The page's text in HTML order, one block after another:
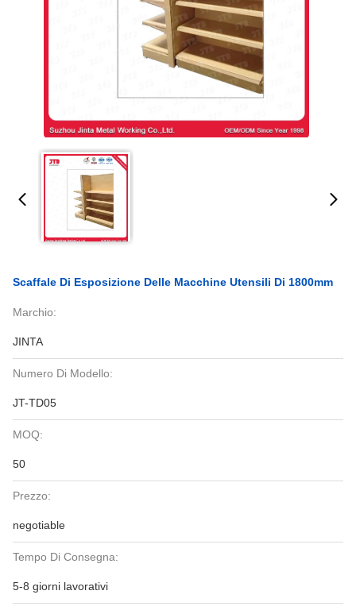
Scaffale Di Esposizione Delle Macchine Utensili Di 1800mm
Marchio:
JINTA
Numero Di Modello:
JT-TD05
MOQ:
50
Prezzo:
negotiable
Tempo Di Consegna:
5-8 giorni lavorativi